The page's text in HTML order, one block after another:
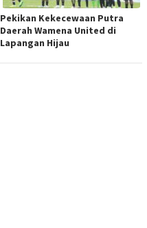
Pekikan Kekecewaan Putra
Daerah Wamena United di
Lapangan Hijau